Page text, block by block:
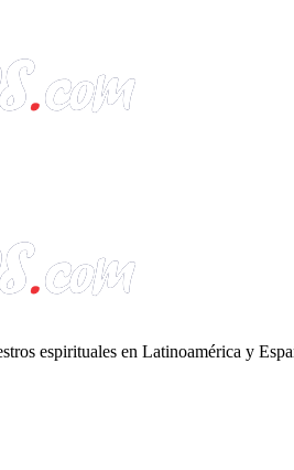
espirituales en Latinoamérica y